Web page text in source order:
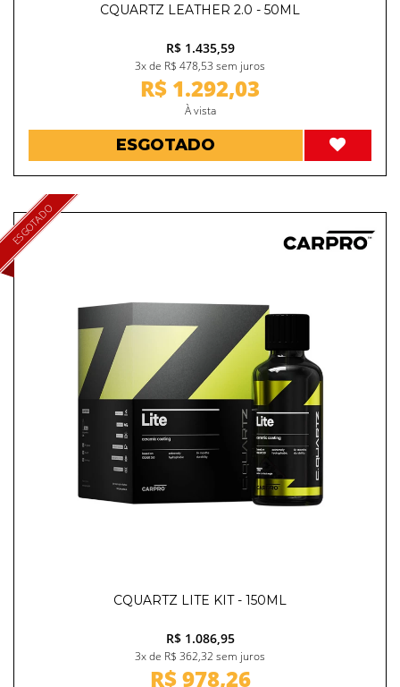
CQUARTZ LEATHER 2.0 - 50ML
R$ 1.435,59
3x de R$ 478,53 sem juros
R$ 1.292,03
À vista
ESGOTADO
ESGOTADO
CQUARTZ LITE KIT - 150ML
R$ 1.086,95
3x de R$ 362,32 sem juros
R$ 978,26